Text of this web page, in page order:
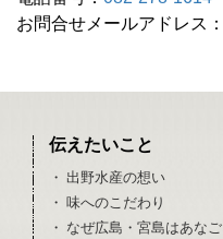
お問合せメールアドレス：
伝えたいこと
・ 出野水産の想い
・ 味へのこだわり
・ なぜ広島・宮島はあなご